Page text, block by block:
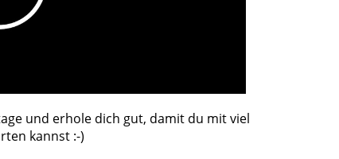
und erhole dich gut, damit du mit viel
kannst :-)